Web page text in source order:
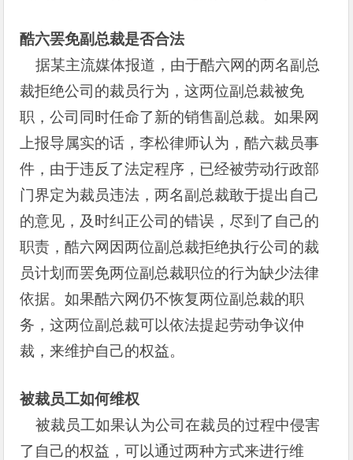
酷六罢免副总裁是否合法
据某主流媒体报道，由于酷六网的两名副总
裁拒绝公司的裁员行为，这两位副总裁被免
职，公司同时任命了新的销售副总裁。如果网
上报导属实的话，李松律师认为，酷六裁员事
件，由于违反了法定程序，已经被劳动行政部
门界定为裁员违法，两名副总裁敢于提出自己
的意见，及时纠正公司的错误，尽到了自己的
职责，酷六网因两位副总裁拒绝执行公司的裁
员计划而罢免两位副总裁职位的行为缺少法律
依据。如果酷六网仍不恢复两位副总裁的职
务，这两位副总裁可以依法提起劳动争议仲
裁，来维护自己的权益。
被裁员工如何维权
被裁员工如果认为公司在裁员的过程中侵害
了自己的权益，可以通过两种方式来进行维